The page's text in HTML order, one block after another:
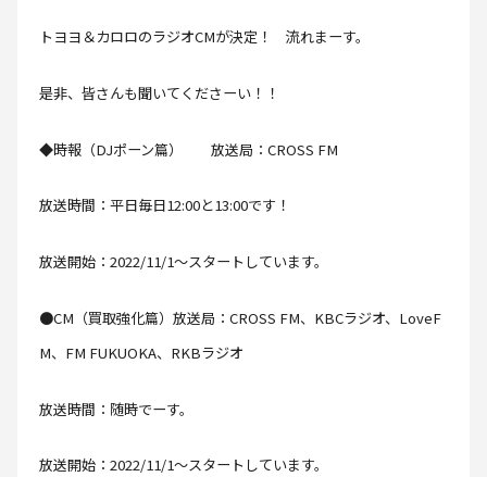
トヨヨ＆カロロのラジオCMが決定！ 流れまーす。
是非、皆さんも聞いてくださーい！！
◆時報（DJポーン篇） 放送局：CROSS FM
放送時間：平日毎日12:00と13:00です！
放送開始：2022/11/1～スタートしています。
●CM（買取強化篇）放送局：CROSS FM、KBCラジオ、LoveF
M、FM FUKUOKA、RKBラジオ
放送時間：随時でーす。
放送開始：2022/11/1～スタートしています。